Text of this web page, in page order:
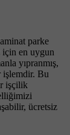
parke
için en uygun
yıpranmış,
işlemdir. Bu
işçilik
ücretsiz